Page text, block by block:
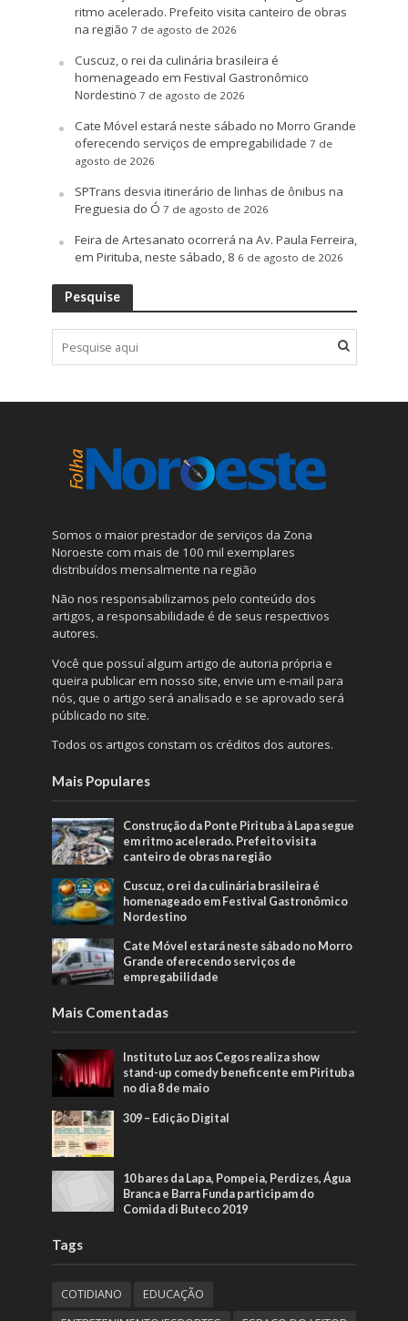
ritmo acelerado. Prefeito visita canteiro de obras
na região 7 de agosto de 2026
Cuscuz, o rei da culinária brasileira é
homenageado em Festival Gastronômico
Nordestino 7 de agosto de 2026
Cate Móvel estará neste sábado no Morro Grande
oferecendo serviços de empregabilidade 7 de
agosto de 2026
SPTrans desvia itinerário de linhas de ônibus na
Freguesia do Ó 7 de agosto de 2026
Feira de Artesanato ocorrerá na Av. Paula Ferreira,
em Pirituba, neste sábado, 8 6 de agosto de 2026
Pesquise
Somos o maior prestador de serviços da Zona
Noroeste com mais de 100 mil exemplares
distribuídos mensalmente na região
Não nos responsabilizamos pelo conteúdo dos
artigos, a responsabilidade é de seus respectivos
autores.
Você que possuí algum artigo de autoria própria e
queira publicar em nosso site, envie um e-mail para
nós, que o artigo será analisado e se aprovado será
públicado no site.
Todos os artigos constam os créditos dos autores.
Mais Populares
Construção da Ponte Pirituba à Lapa segue
em ritmo acelerado. Prefeito visita
canteiro de obras na região
Cuscuz, o rei da culinária brasileira é
homenageado em Festival Gastronômico
Nordestino
Cate Móvel estará neste sábado no Morro
Grande oferecendo serviços de
empregabilidade
Mais Comentadas
Instituto Luz aos Cegos realiza show
stand-up comedy beneficente em Pirituba
no dia 8 de maio
309 – Edição Digital
10 bares da Lapa, Pompeia, Perdizes, Água
Branca e Barra Funda participam do
Comida di Buteco 2019
Tags
COTIDIANO
EDUCAÇÃO